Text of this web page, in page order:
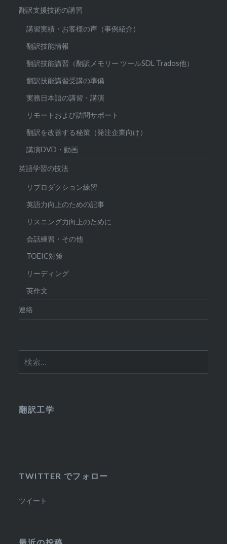
翻訳支援技術の講習
講習実績・お客様の声（事例紹介）
翻訳技能情報
翻訳技能講習（翻訳メモリー ツールSDL Trados他）
翻訳技能講習受講の準備
実務日本語の講習・講演
リモートおよび訪問サポート
翻訳を改善する秘策（発注企業向け）
講演DVD・動画
英語学習の技法
リプロダクション練習
英語力向上のための記事
リスニング力向上のために
会話練習・その他
TOEIC対策
リーディング
英作文
連絡
索:
翻訳工学
TWITTER でフォロー
ツイート